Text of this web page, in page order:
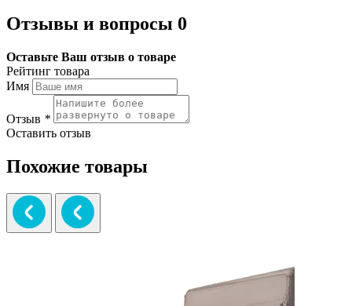
Отзывы и вопросы 0
Оставьте Ваш отзыв о товаре
Рейтинг товара
Имя
Отзыв *
Оставить отзыв
Похожие товары